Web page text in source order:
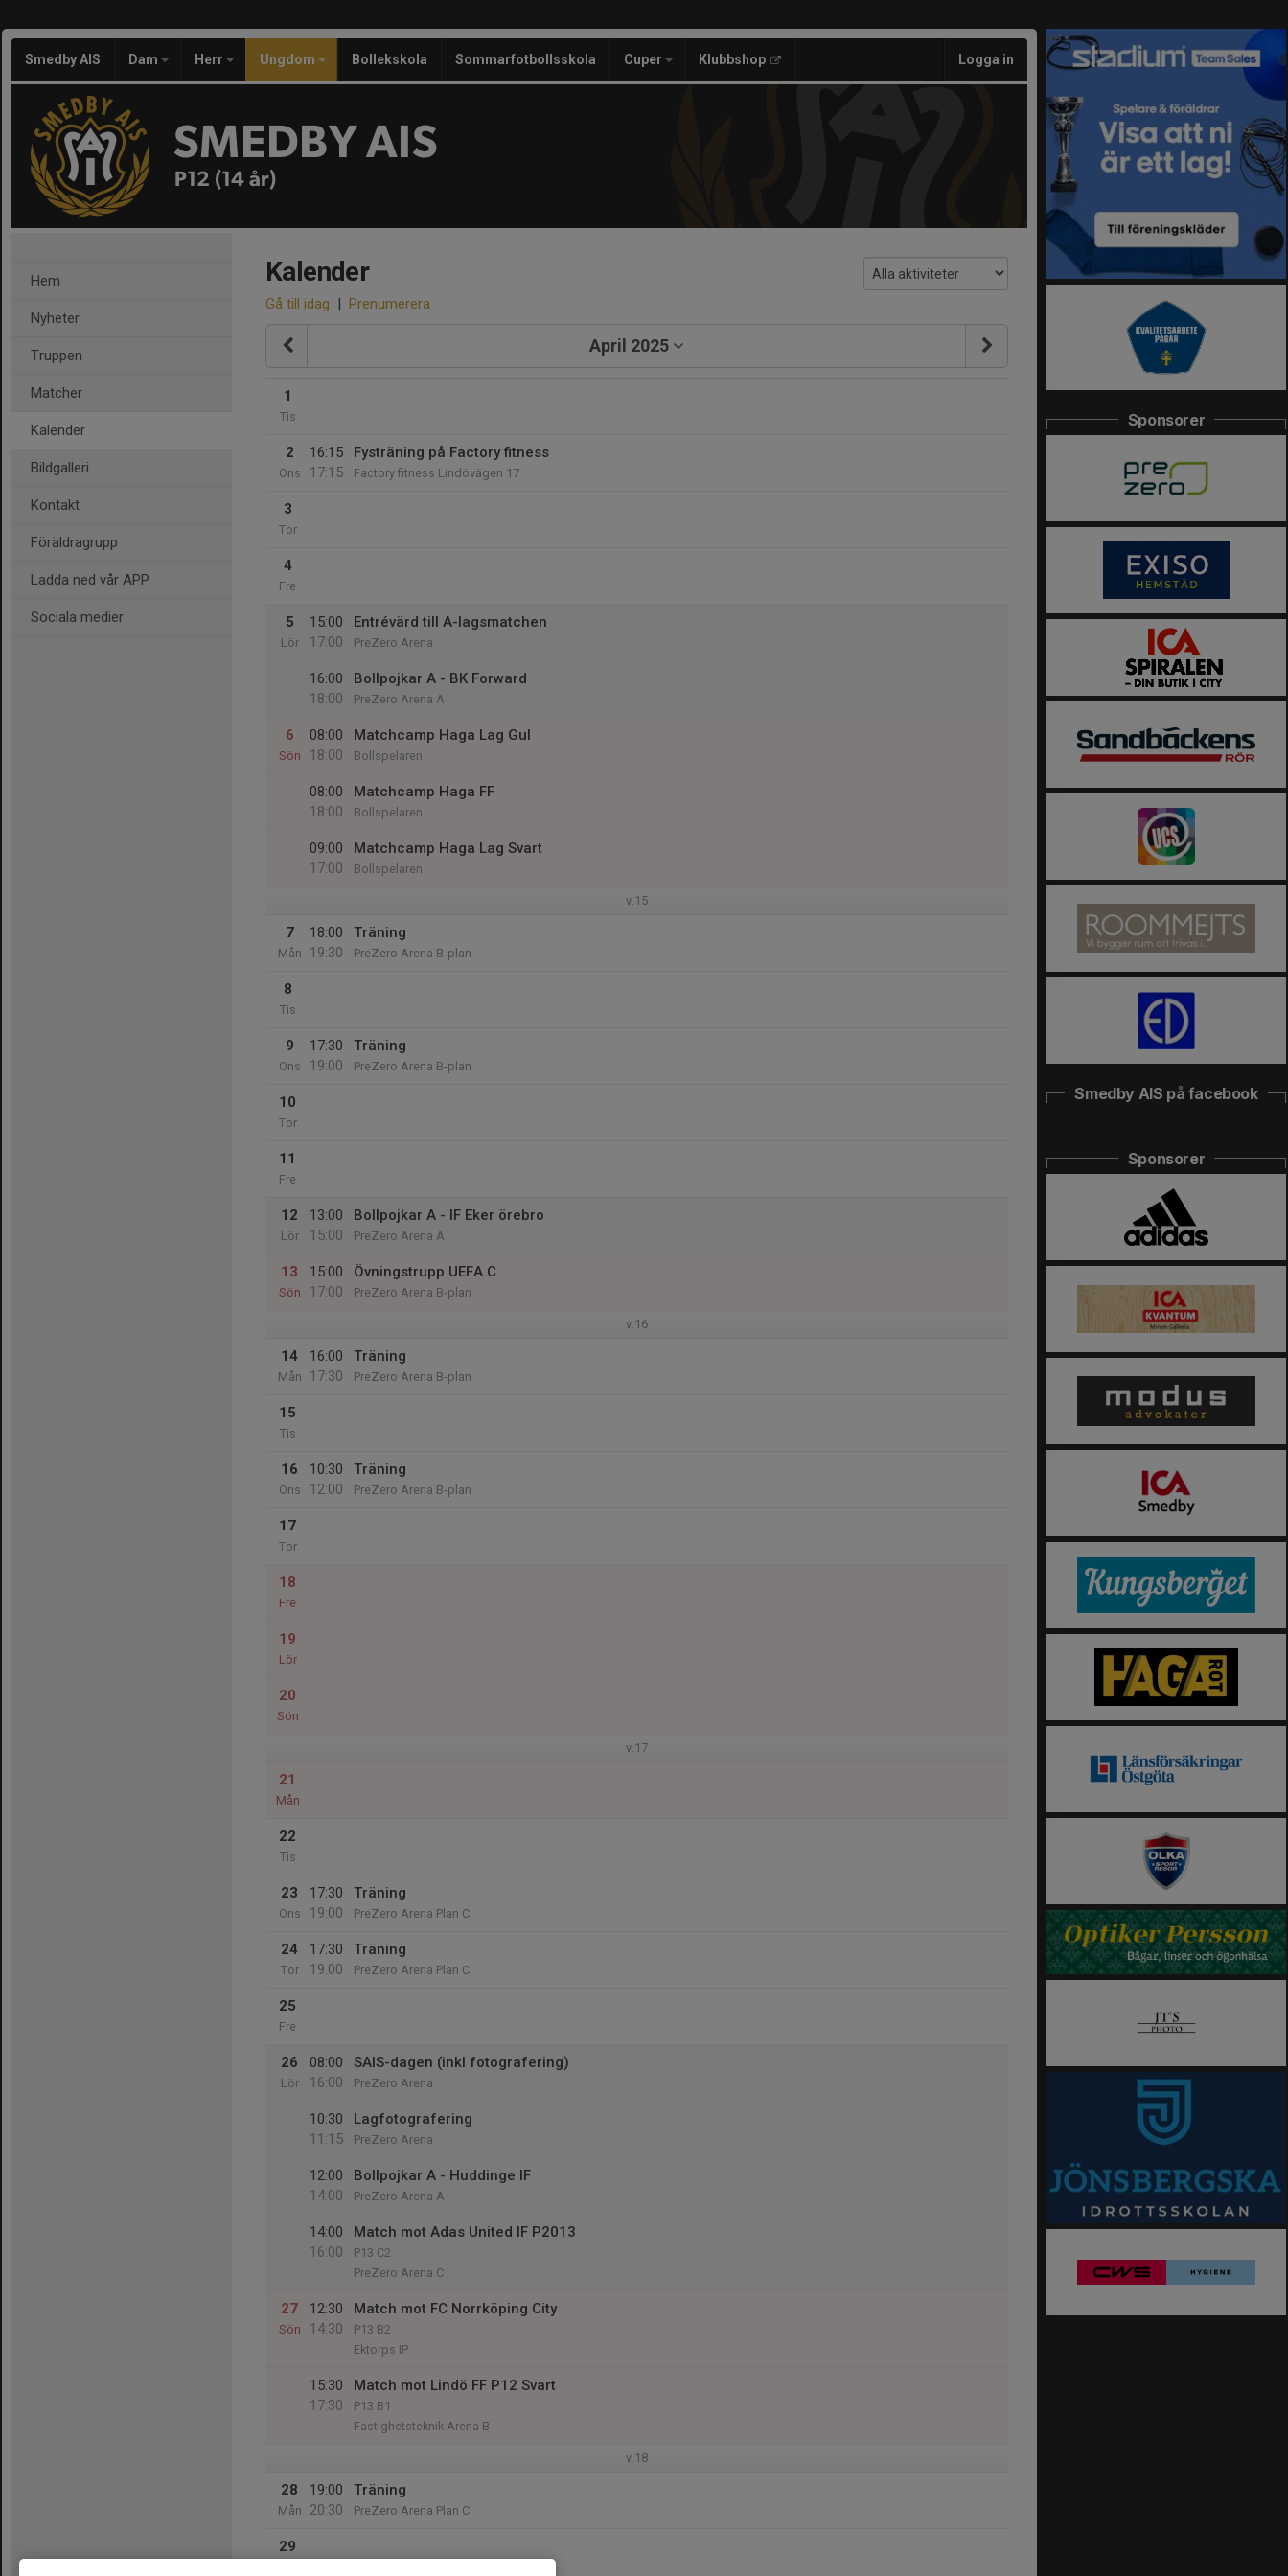
Smedby AIS Dam Herr Ungdom Bollekskola Sommarfotbollsskola Cuper Klubbshop Logga in
SMEDBY AIS
P12 (14 år)
Hem
Nyheter
Truppen
Matcher
Kalender
Bildgalleri
Kontakt
Föräldragrupp
Ladda ned vår APP
Sociala medier
Kalender
Gå till idag | Prenumerera
April 2025
1
Tis
2
Ons
16:15
17:15
Fysträning på Factory fitness
Factory fitness Lindövägen 17
3
Tor
4
Fre
5
Lör
15:00
17:00
Entrévärd till A-lagsmatchen
PreZero Arena
16:00
18:00
Bollpojkar A - BK Forward
PreZero Arena A
6
Sön
08:00
18:00
Matchcamp Haga Lag Gul
Bollspelaren
08:00
18:00
Matchcamp Haga FF
Bollspelaren
09:00
17:00
Matchcamp Haga Lag Svart
Bollspelaren
v.15
7
Mån
18:00
19:30
Träning
PreZero Arena B-plan
8
Tis
9
Ons
17:30
19:00
Träning
PreZero Arena B-plan
10
Tor
11
Fre
12
Lör
13:00
15:00
Bollpojkar A - IF Eker örebro
PreZero Arena A
13
Sön
15:00
17:00
Övningstrupp UEFA C
PreZero Arena B-plan
v.16
14
Mån
16:00
17:30
Träning
PreZero Arena B-plan
15
Tis
16
Ons
10:30
12:00
Träning
PreZero Arena B-plan
17
Tor
18
Fre
19
Lör
20
Sön
v.17
21
Mån
22
Tis
23
Ons
17:30
19:00
Träning
PreZero Arena Plan C
24
Tor
17:30
19:00
Träning
PreZero Arena Plan C
25
Fre
26
Lör
08:00
16:00
SAIS-dagen (inkl fotografering)
PreZero Arena
10:30
11:15
Lagfotografering
PreZero Arena
12:00
14:00
Bollpojkar A - Huddinge IF
PreZero Arena A
14:00
16:00
Match mot Adas United IF P2013
P13 C2
PreZero Arena C
27
Sön
12:30
14:30
Match mot FC Norrköping City
P13 B2
Ektorps IP
15:30
17:30
Match mot Lindö FF P12 Svart
P13 B1
Fastighetsteknik Arena B
v.18
28
Mån
19:00
20:30
Träning
PreZero Arena Plan C
29
Sponsorer
Smedby AIS på facebook
Sponsorer